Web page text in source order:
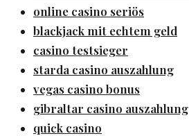
online casino seriös
blackjack mit echtem geld
casino testsieger
starda casino auszahlung
vegas casino bonus
gibraltar casino auszahlung
quick casino